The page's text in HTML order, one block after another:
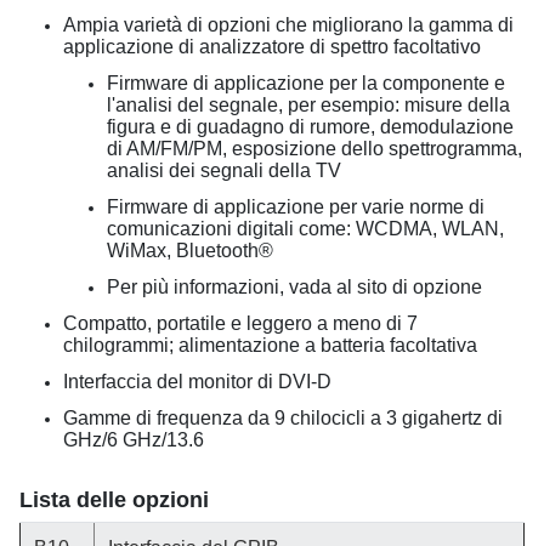
Ampia varietà di opzioni che migliorano la gamma di
applicazione di analizzatore di spettro facoltativo
Firmware di applicazione per la componente e
l'analisi del segnale, per esempio: misure della
figura e di guadagno di rumore, demodulazione
di AM/FM/PM, esposizione dello spettrogramma,
analisi dei segnali della TV
Firmware di applicazione per varie norme di
comunicazioni digitali come: WCDMA, WLAN,
WiMax, Bluetooth®
Per più informazioni, vada al sito di opzione
Compatto, portatile e leggero a meno di 7
chilogrammi; alimentazione a batteria facoltativa
Interfaccia del monitor di DVI-D
Gamme di frequenza da 9 chilocicli a 3 gigahertz di
GHz/6 GHz/13.6
Lista delle opzioni